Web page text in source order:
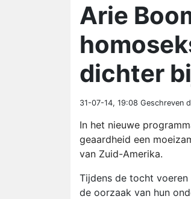
Arie
dichter
31-07-14, 19:08 Geschreven
In het nieuwe
geaardheid een
van Zuid-Amerika.
Tijdens de tocht
de oorzaak van hun